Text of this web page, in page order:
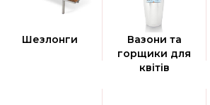
Шезлонги
Вазони та
горщики для
квітів